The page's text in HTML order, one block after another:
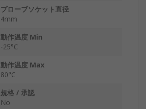
プローブソケット直径
4mm
動作温度 Min
-25°C
動作温度 Max
80°C
規格 / 承認
No